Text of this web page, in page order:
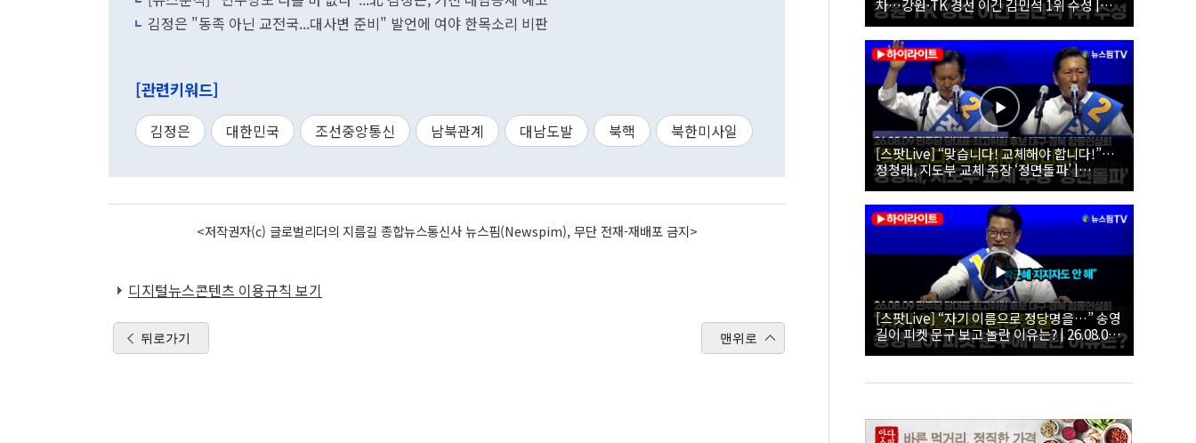
김정은 "동족 아닌 교전국...대사변 준비" 발언에 여야 한목소리 비판
[관련키워드]
김정은 대한민국 조선중앙통신 남북관계 대남도발 북핵 북한미사일
<저작권자(c) 글로벌리더의 지름길 종합뉴스통신사 뉴스핌(Newspim), 무단 전재-재배포 금지>
디지털뉴스콘텐츠 이용규칙 보기
뒤로가기 맨위로
차…강원·TK 경선 이긴 김민석 1위 수성 |
26.08.09 더불어민주당 당대표·최고위원 후
보 대구·경북 합동연설회
[스팟Live] “맞습니다! 교체해야 합니다!”…
정청래, 지도부 교체 주장 ‘정면돌파’ |
26.08.09 더불어민주당 당대표·최고위원 후
보 대구·경북 합동연설회
[스팟Live] “자기 이름으로 정당명을…” 송영
길이 피켓 문구 보고 놀란 이유는? | 26.08.09
더불어민주당 당대표·최고위원 후보 대구·경